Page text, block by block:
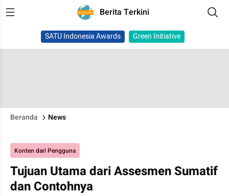
Berita Terkini
SATU Indonesia Awards Green Initiative
Beranda News
Konten dari Pengguna
Tujuan Utama dari Assesmen Sumatif
dan Contohnya